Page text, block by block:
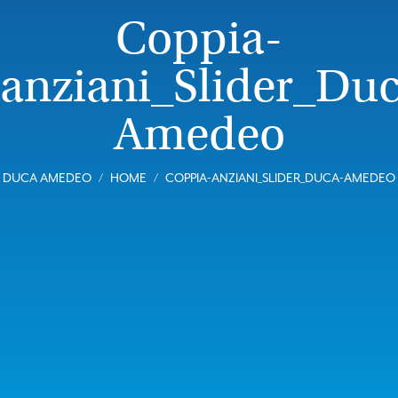
Coppia-
Amedeo
DUCA AMEDEO HOME COPPIA-ANZIANI_SLIDER_DUCA-AMEDEO